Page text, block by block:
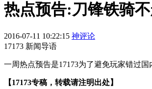
热点预告:刀锋铁骑
2016-07-11 10:22:15 神评论
17173 新闻导语
一周热点预告是17173为了避免玩家错过
【17173专稿，转载请注明出处】